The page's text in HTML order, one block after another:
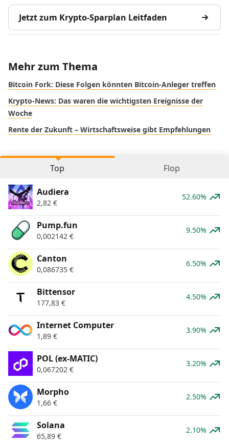
Jetzt zum Krypto-Sparplan Leitfaden
Mehr zum Thema
Bitcoin Fork: Diese Folgen könnten Bitcoin-Anleger treffen
Krypto-News: Das waren die wichtigsten Ereignisse der
Woche
Rente der Zukunft – Wirtschaftsweise gibt Empfehlungen
Top Flop
Audiera
2,82 €
52.60%
Pump.fun
0,002142 €
9.50%
Canton
0,086735 €
6.50%
Bittensor
177,83 €
4.50%
Internet Computer
1,89 €
3.90%
POL (ex-MATIC)
0,067202 €
3.20%
Morpho
1,66 €
2.50%
Solana
65,89 €
2.10%